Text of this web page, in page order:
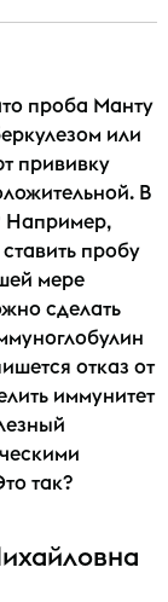
проба Манту
или
прививку
В
Например,
пробу
мере
сделать
отказ от
иммунитет
так?